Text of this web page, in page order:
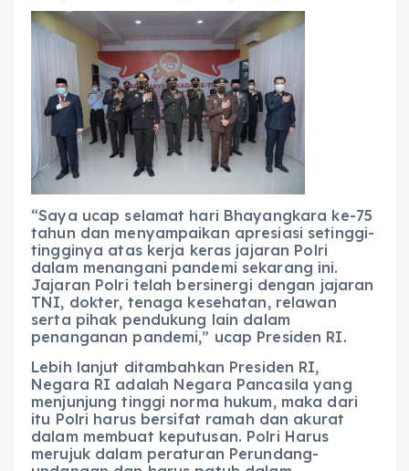
“Saya ucap selamat hari Bhayangkara ke-75
tahun dan menyampaikan apresiasi setinggi-
tingginya atas kerja keras jajaran Polri
dalam menangani pandemi sekarang ini.
Jajaran Polri telah bersinergi dengan jajaran
TNI, dokter, tenaga kesehatan, relawan
serta pihak pendukung lain dalam
penanganan pandemi,” ucap Presiden RI.
Lebih lanjut ditambahkan Presiden RI,
Negara RI adalah Negara Pancasila yang
menjunjung tinggi norma hukum, maka dari
itu Polri harus bersifat ramah dan akurat
dalam membuat keputusan. Polri Harus
merujuk dalam peraturan Perundang-